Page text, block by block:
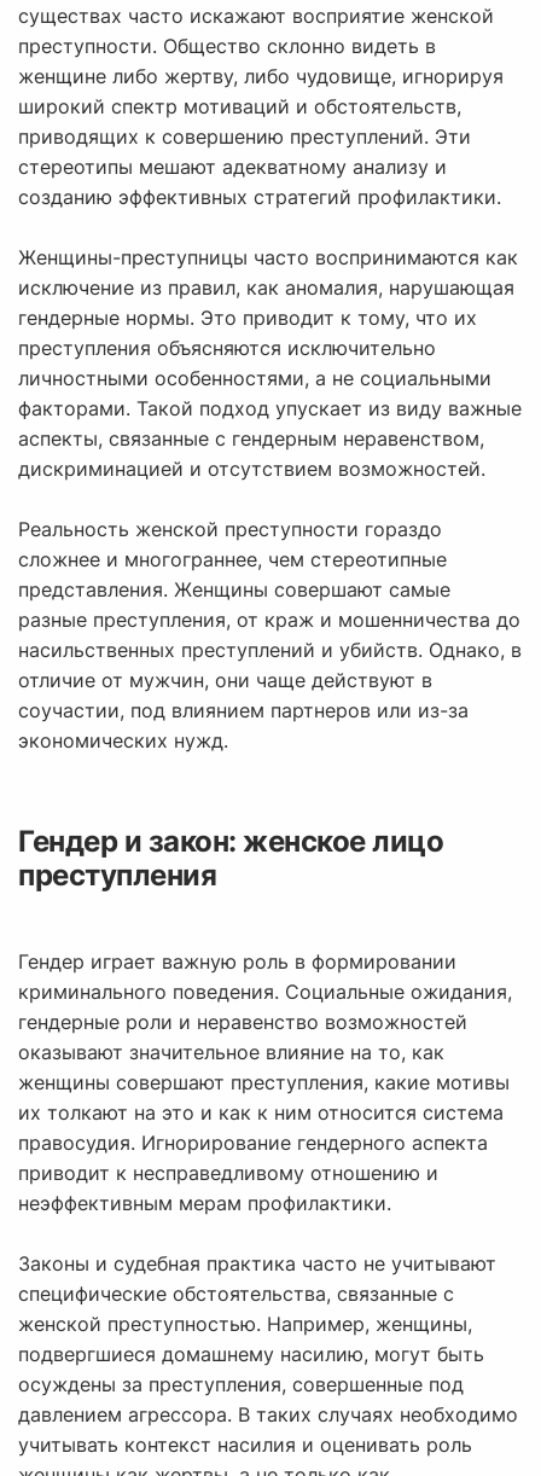
существах часто искажают восприятие женской
преступности. Общество склонно видеть в
женщине либо жертву, либо чудовище, игнорируя
широкий спектр мотиваций и обстоятельств,
приводящих к совершению преступлений. Эти
стереотипы мешают адекватному анализу и
созданию эффективных стратегий профилактики.
Женщины-преступницы часто воспринимаются как
исключение из правил, как аномалия, нарушающая
гендерные нормы. Это приводит к тому, что их
преступления объясняются исключительно
личностными особенностями, а не социальными
факторами. Такой подход упускает из виду важные
аспекты, связанные с гендерным неравенством,
дискриминацией и отсутствием возможностей.
Реальность женской преступности гораздо
сложнее и многограннее, чем стереотипные
представления. Женщины совершают самые
разные преступления, от краж и мошенничества до
насильственных преступлений и убийств. Однако, в
отличие от мужчин, они чаще действуют в
соучастии, под влиянием партнеров или из-за
экономических нужд.
Гендер и закон: женское лицо
преступления
Гендер играет важную роль в формировании
криминального поведения. Социальные ожидания,
гендерные роли и неравенство возможностей
оказывают значительное влияние на то, как
женщины совершают преступления, какие мотивы
их толкают на это и как к ним относится система
правосудия. Игнорирование гендерного аспекта
приводит к несправедливому отношению и
неэффективным мерам профилактики.
Законы и судебная практика часто не учитывают
специфические обстоятельства, связанные с
женской преступностью. Например, женщины,
подвергшиеся домашнему насилию, могут быть
осуждены за преступления, совершенные под
давлением агрессора. В таких случаях необходимо
учитывать контекст насилия и оценивать роль